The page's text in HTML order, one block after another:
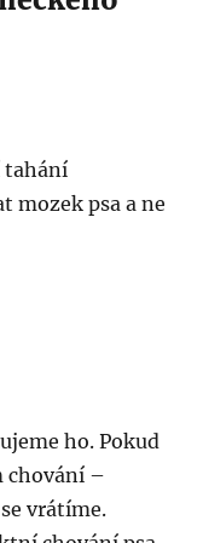
tahání
mozek psa a ne
ho. Pokud
chování –
vrátíme.